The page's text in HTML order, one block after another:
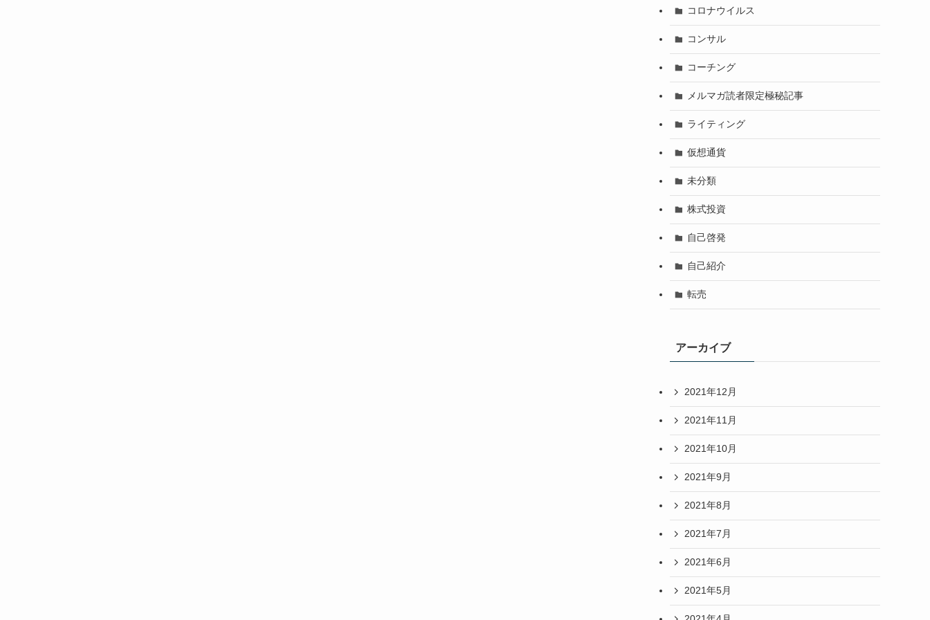
コロナウイルス
コンサル
コーチング
メルマガ読者限定極秘記事
ライティング
仮想通貨
未分類
株式投資
自己啓発
自己紹介
転売
アーカイブ
2021年12月
2021年11月
2021年10月
2021年9月
2021年8月
2021年7月
2021年6月
2021年5月